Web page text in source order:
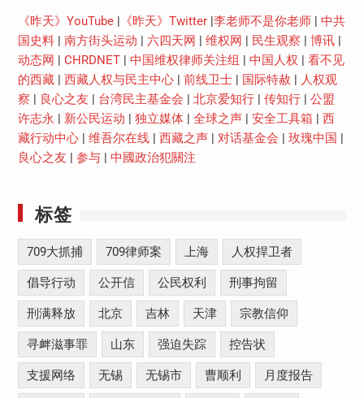
《昨天》YouTube| 《昨天》Twitter| 李老师不是你老师| 中共
国史料| 南方街头运动 六四天网 维权网 民生观察 博讯|
动态网
CHRDNET| 中国维权律师关注组 中国人权
看不见
的西藏| 西藏人权与民主中心| 前线卫士| 国际特赦
人权观
察
良心之友 台湾民主基金会 北京爱知行| 传知行| 公盟
许志永
新公民运动 独立媒体| 全球之声| 安全工具箱
西
藏行动中心| 维吾尔在线| 西藏之声| 对话基金会 玫瑰中国
良心之友
参与| 中國政治犯關注
标签
709大抓捕 709律师案 上海 人权捍卫者
倡导行动 公开信 公民权利 刑事拘留
刑满释放 北京 吉林 天津 宗教信仰
寻衅滋事罪 山东 强迫失踪 控告状
支援网络 无锡 无锡市 曹顺利 月度报告